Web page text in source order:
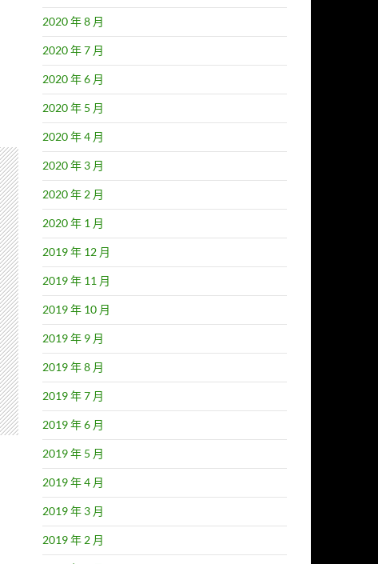
2020 年 8 月
2020 年 7 月
2020 年 6 月
2020 年 5 月
2020 年 4 月
2020 年 3 月
2020 年 2 月
2020 年 1 月
2019 年 12 月
2019 年 11 月
2019 年 10 月
2019 年 9 月
2019 年 8 月
2019 年 7 月
2019 年 6 月
2019 年 5 月
2019 年 4 月
2019 年 3 月
2019 年 2 月